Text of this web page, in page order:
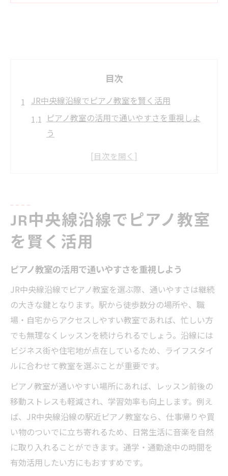
目次
JR中央線沿線でピアノ教室を賢く活用
ピアノ教室の活用で通いやすさを重視しよ
う
JR中央線沿線のピアノ教室選びのコツ
ピアノ教室で生活リズムを整える方法
ピアノ教室選びで後悔しない基準とは
ピアノ教室選びで重視したい比較ポイント
後悔しないピアノ教室の選び方の秘訣
ピアノ教室で失敗しないための基準整理
ピアノ教室の体験レッスン活用術とは
ピアノ教室選びで相性の良い先生を見極め
る
費用対効果を重視した教室活用法
ピアノ教室の費用対効果を正しく把握する
総額で考えるピアノ教室の賢い選び方
ピアノ教室の月謝以外の費用も確認しよう
ピアノ教室活用で無駄な出費を防ぐコツ
ダメな先生を避ける見極めポイント
JR中央線沿線でピアノ教室
を賢く活用
ピアノ教室の活用で通いやすさを重視しよう
JR中央線沿線でピアノ教室を選ぶ際、通いやすさは継続
の大きな鍵となります。駅から徒歩数分の場所や、職
場・自宅からアクセスしやすい教室であれば、忙しい方
でも無理なくレッスンを続けられるでしょう。沿線には
ビジネス街や住宅地が点在しているため、ライフスタイ
ルに合わせて教室を選ぶことが重要です。
ピアノ教室が通いやすい場所にあれば、レッスン前後の
移動ストレスも軽減され、学習効率も向上します。例え
ば、JR中央線沿線の駅近ピアノ教室なら、仕事帰りや買
い物のついでに立ち寄れるため、日常生活に音楽を自然
に取り入れることができます。通学・通勤途中の時間を
有効活用したい方にもおすすめです。